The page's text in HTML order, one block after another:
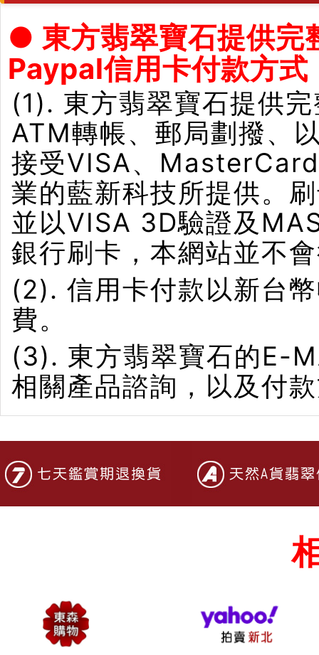
● 東方翡翠寶石提供完
Paypal信用卡付款方式
(1). 東方翡翠寶石提供
ATM轉帳、郵局劃撥、
接受VISA、
業的藍新科技所提供。
並以VISA 3D驗證及
銀行刷卡，本網站並不
(2). 信用卡付款以新台
費。
(3). 東方翡翠寶石的E-
相關產品諮詢，以及付